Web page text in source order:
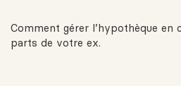
Comment gérer l’hypothèque en
parts de votre ex.